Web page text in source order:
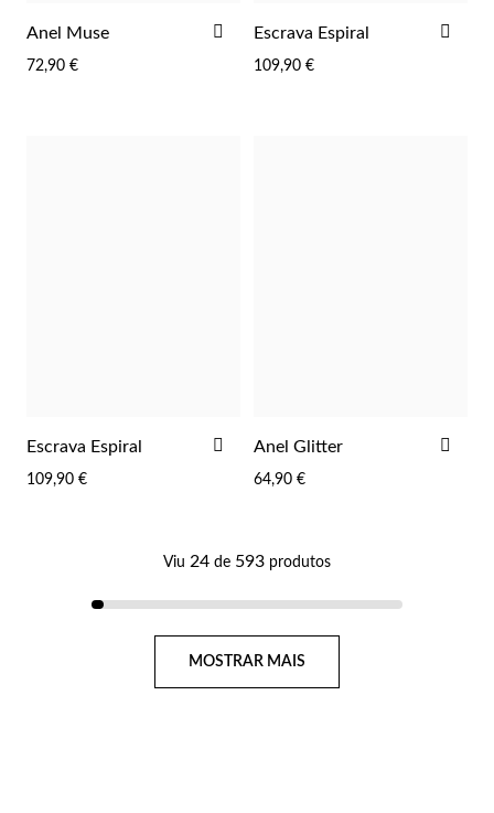
Anel Muse
72,90 €
ADICIONAR
FAVORITOS
Escrava Espiral
109,90 €
Escrava Espiral
109,90 €
ADICIONAR
FAVORITOS
Anel Glitter
64,90 €
Viu 24 de 593 produtos
MOSTRAR MAIS